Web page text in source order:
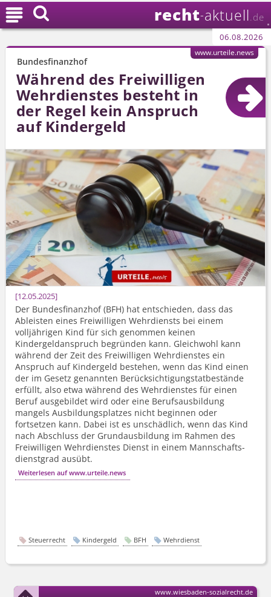
recht-aktuell .de
06.08.2026

Bundesfinanzhof
Während des Freiwilligen
Wehrdienstes besteht in
der Regel kein Anspruch
auf Kindergeld
12.05.2025
Der Bundesfinanzhof (BFH) hat entschieden, dass das
Ableisten eines Freiwilligen Wehrdiensts bei einem
volljährigen Kind für sich genommen keinen
Kindergeldanspruch begründen kann. Gleichwohl kann
während der Zeit des Freiwilligen Wehrdienstes ein
Anspruch auf Kindergeld bestehen, wenn das Kind einen
der im Gesetz genannten Berücksich­tigungstat­bestände
erfüllt, also etwa während des Wehrdienstes für einen
Beruf ausgebildet wird oder eine Berufsausbildung
mangels Ausbildungsplatzes nicht beginnen oder
fortsetzen kann. Dabei ist es unschädlich, wenn das Kind
nach Abschluss der Grundausbildung im Rahmen des
Freiwilligen Wehrdienstes Dienst in einem Mannschafts­
dienstgrad ausübt.
Weiterlesen auf www.urteile.news
www.urteile.news
Steuerrecht Kindergeld BFH Wehrdienst
www.wiesbaden-sozialrecht.de